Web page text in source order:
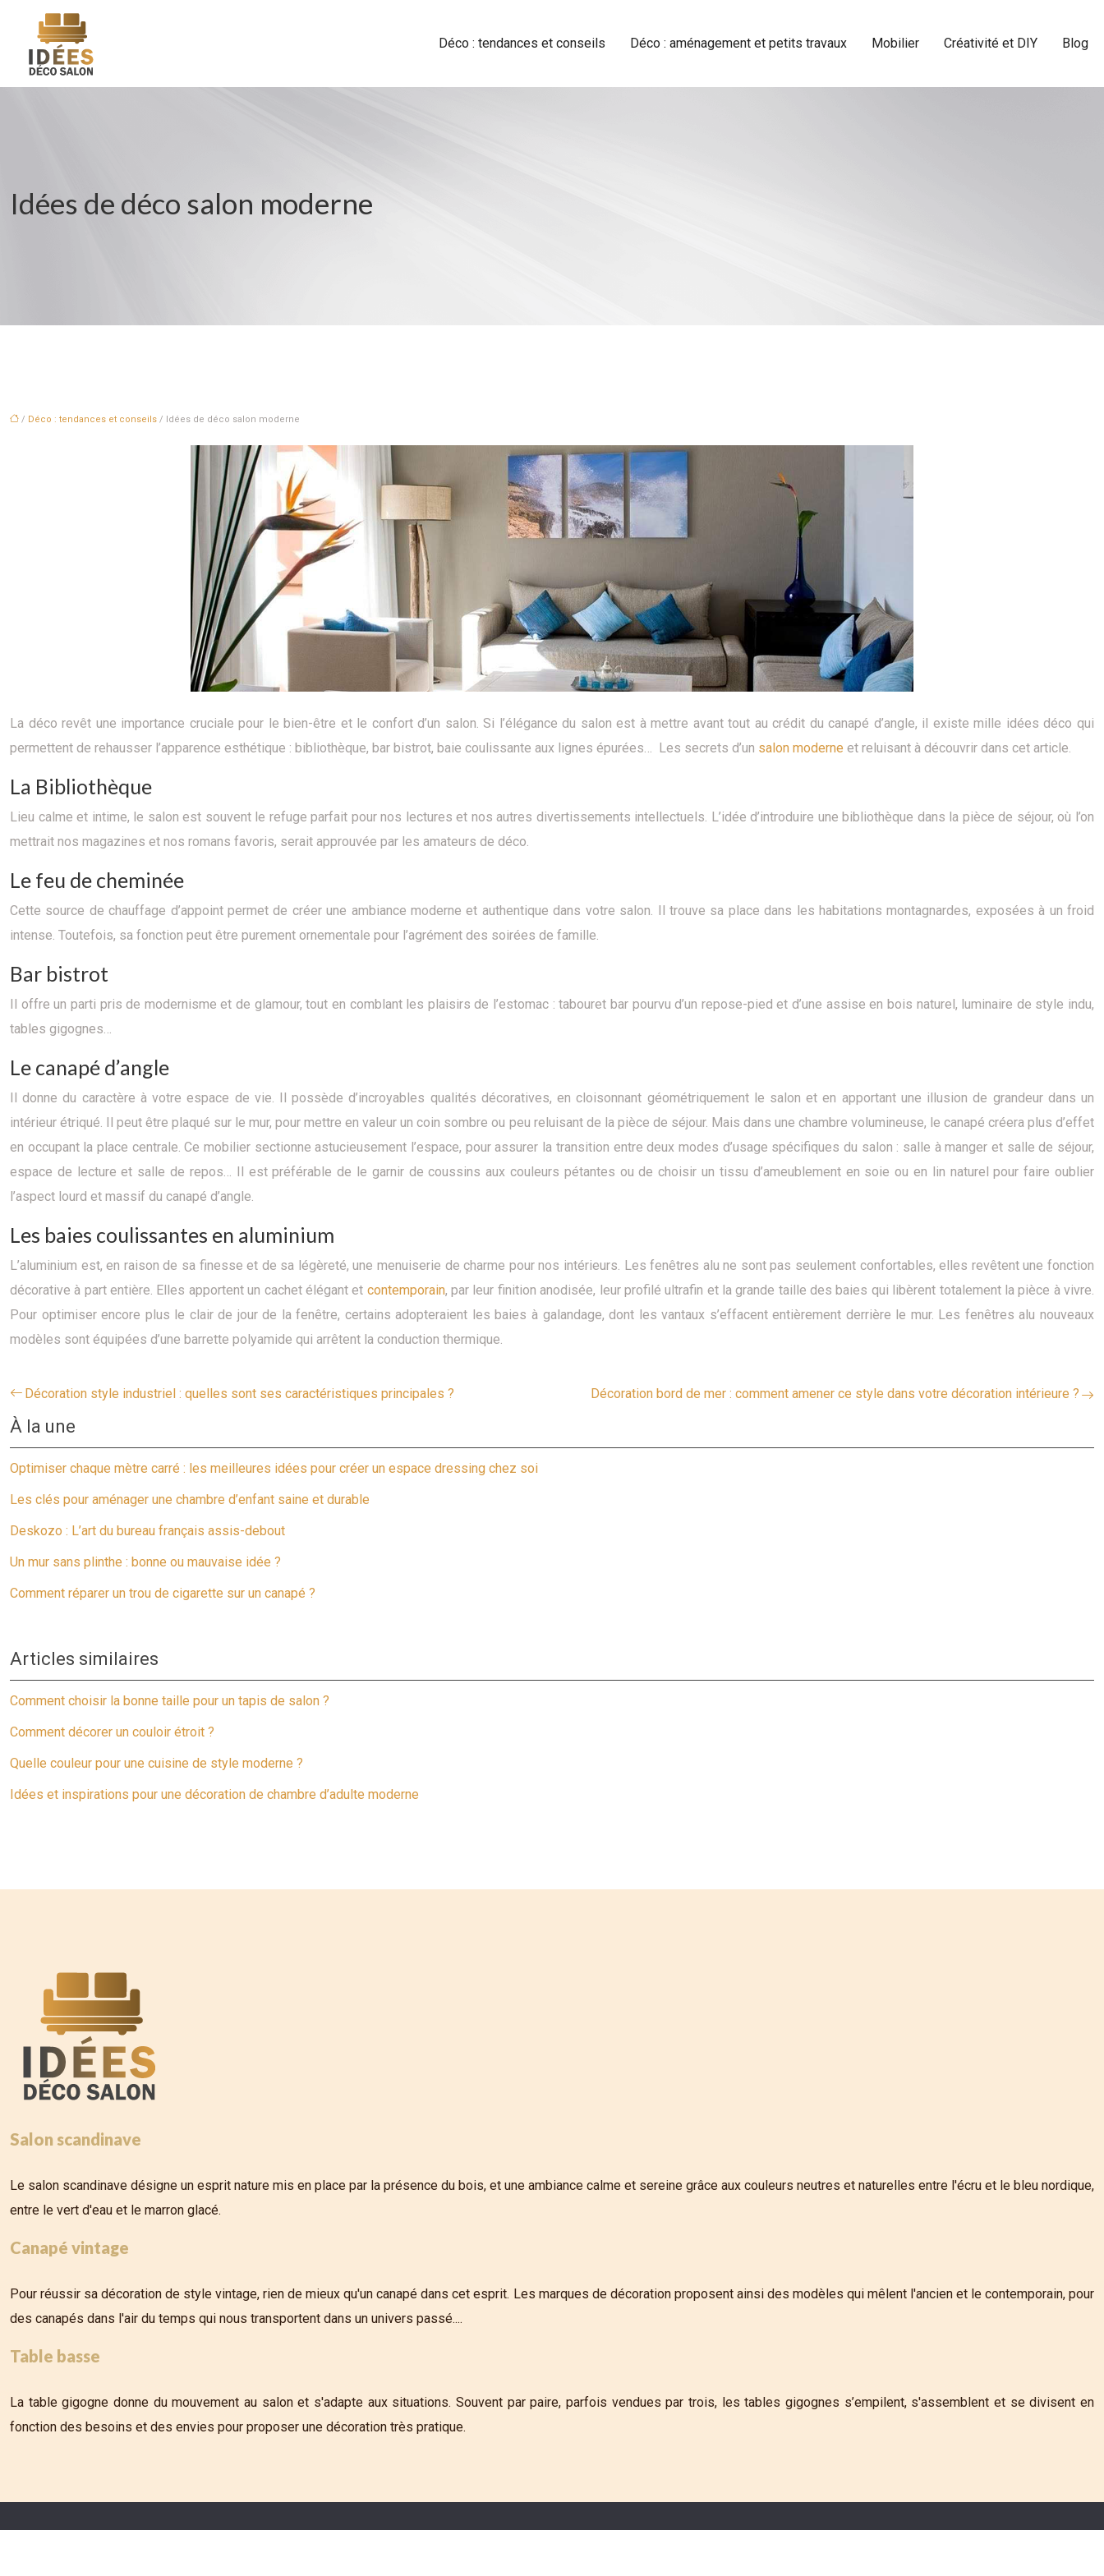
Déco : tendances et conseils Déco : aménagement et petits travaux Mobilier Créativité et DIY Blog
Idées de déco salon moderne
/ Déco : tendances et conseils / Idées de déco salon moderne
La déco revêt une importance cruciale pour le bien-être et le confort d’un salon. Si l’élégance du salon est à mettre avant tout au crédit du canapé d’angle, il existe mille idées déco qui
permettent de rehausser l’apparence esthétique : bibliothèque, bar bistrot, baie coulissante aux lignes épurées… Les secrets d’un salon moderne et reluisant à découvrir dans cet article.
La Bibliothèque
Lieu calme et intime, le salon est souvent le refuge parfait pour nos lectures et nos autres divertissements intellectuels. L’idée d’introduire une bibliothèque dans la pièce de séjour, où l’on
mettrait nos magazines et nos romans favoris, serait approuvée par les amateurs de déco.
Le feu de cheminée
Cette source de chauffage d’appoint permet de créer une ambiance moderne et authentique dans votre salon. Il trouve sa place dans les habitations montagnardes, exposées à un froid
intense. Toutefois, sa fonction peut être purement ornementale pour l’agrément des soirées de famille.
Bar bistrot
Il offre un parti pris de modernisme et de glamour, tout en comblant les plaisirs de l’estomac : tabouret bar pourvu d’un repose-pied et d’une assise en bois naturel, luminaire de style indu,
tables gigognes…
Le canapé d’angle
Il donne du caractère à votre espace de vie. Il possède d’incroyables qualités décoratives, en cloisonnant géométriquement le salon et en apportant une illusion de grandeur dans un
intérieur étriqué. Il peut être plaqué sur le mur, pour mettre en valeur un coin sombre ou peu reluisant de la pièce de séjour. Mais dans une chambre volumineuse, le canapé créera plus d’effet
en occupant la place centrale. Ce mobilier sectionne astucieusement l’espace, pour assurer la transition entre deux modes d’usage spécifiques du salon : salle à manger et salle de séjour,
espace de lecture et salle de repos… Il est préférable de le garnir de coussins aux couleurs pétantes ou de choisir un tissu d’ameublement en soie ou en lin naturel pour faire oublier
l’aspect lourd et massif du canapé d’angle.
Les baies coulissantes en aluminium
L’aluminium est, en raison de sa finesse et de sa légèreté, une menuiserie de charme pour nos intérieurs. Les fenêtres alu ne sont pas seulement confortables, elles revêtent une fonction
décorative à part entière. Elles apportent un cachet élégant et contemporain, par leur finition anodisée, leur profilé ultrafin et la grande taille des baies qui libèrent totalement la pièce à vivre.
Pour optimiser encore plus le clair de jour de la fenêtre, certains adopteraient les baies à galandage, dont les vantaux s’effacent entièrement derrière le mur. Les fenêtres alu nouveaux
modèles sont équipées d’une barrette polyamide qui arrêtent la conduction thermique.
Décoration style industriel : quelles sont ses caractéristiques principales ? Décoration bord de mer : comment amener ce style dans votre décoration intérieure ?
À la une
Optimiser chaque mètre carré : les meilleures idées pour créer un espace dressing chez soi
Les clés pour aménager une chambre d’enfant saine et durable
Deskozo : L’art du bureau français assis-debout
Un mur sans plinthe : bonne ou mauvaise idée ?
Comment réparer un trou de cigarette sur un canapé ?
Articles similaires
Comment choisir la bonne taille pour un tapis de salon ?
Comment décorer un couloir étroit ?
Quelle couleur pour une cuisine de style moderne ?
Idées et inspirations pour une décoration de chambre d’adulte moderne
Salon scandinave
Le salon scandinave désigne un esprit nature mis en place par la présence du bois, et une ambiance calme et sereine grâce aux couleurs neutres et naturelles entre l'écru et le bleu nordique,
entre le vert d'eau et le marron glacé.
Canapé vintage
Pour réussir sa décoration de style vintage, rien de mieux qu'un canapé dans cet esprit. Les marques de décoration proposent ainsi des modèles qui mêlent l'ancien et le contemporain, pour
des canapés dans l'air du temps qui nous transportent dans un univers passé....
Table basse
La table gigogne donne du mouvement au salon et s'adapte aux situations. Souvent par paire, parfois vendues par trois, les tables gigognes s’empilent, s'assemblent et se divisent en
fonction des besoins et des envies pour proposer une décoration très pratique.